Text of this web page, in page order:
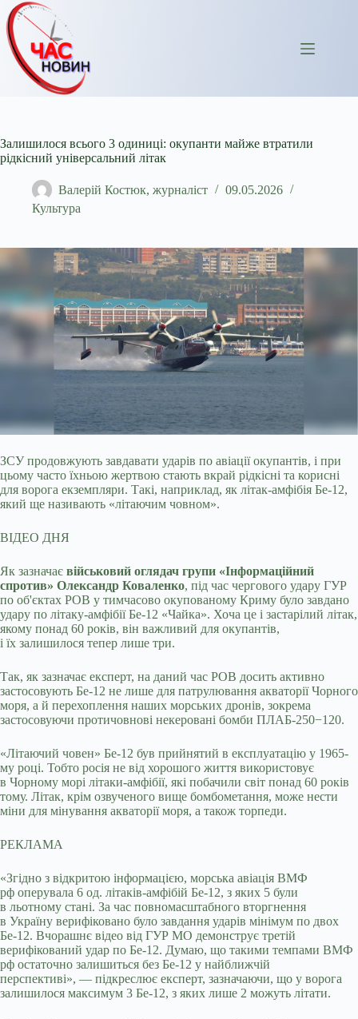
Перейти
до
вмісту
Залишилося всього 3 одиниці: окупанти майже втратили
рідкісний універсальний літак
Валерій Костюк, журналіст
09.05.2026
Культура
ЗСУ продовжують завдавати ударів по авіації окупантів, і при
цьому часто їхньою жертвою стають вкрай рідкісні та корисні
для ворога екземпляри. Такі, наприклад, як літак-амфібія Бе-12,
який ще називають «літаючим човном».
ВІДЕО ДНЯ
Як зазначає військовий оглядач групи «Інформаційний
спротив» Олександр Коваленко, під час чергового удару ГУР
по об'єктах РОВ у тимчасово окупованому Криму було завдано
удару по літаку-амфібії Бе-12 «Чайка». Хоча це і застарілий літак,
якому понад 60 років, він важливий для окупантів,
і їх залишилося тепер лише три.
Так, як зазначає експерт, на даний час РОВ досить активно
застосовують Бе-12 не лише для патрулювання акваторії Чорного
моря, а й перехоплення наших морських дронів, зокрема
застосовуючи протичовнові некеровані бомби ПЛАБ-250−120.
«Літаючий човен» Бе-12 був прийнятий в експлуатацію у 1965-
му році. Тобто росія не від хорошого життя використовує
в Чорному морі літаки-амфібії, які побачили світ понад 60 років
тому. Літак, крім озвученого вище бомбометання, може нести
міни для мінування акваторії моря, а також торпеди.
РЕКЛАМА
«Згідно з відкритою інформацією, морська авіація ВМФ
рф оперувала 6 од. літаків-амфібій Бе-12, з яких 5 були
в льотному стані. За час повномасштабного вторгнення
в Україну верифіковано було завдання ударів мінімум по двох
Бе-12. Вчорашнє відео від ГУР МО демонструє третій
верифікований удар по Бе-12. Думаю, що такими темпами ВМФ
рф остаточно залишиться без Бе-12 у найближчій
перспективі», — підкреслює експерт, зазначаючи, що у ворога
залишилося максимум 3 Бе-12, з яких лише 2 можуть літати.